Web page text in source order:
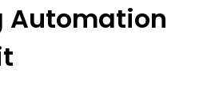
Automation